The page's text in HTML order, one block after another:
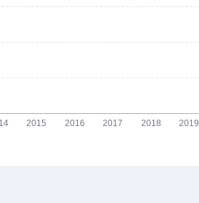
2015 2016 2017 2018 2019